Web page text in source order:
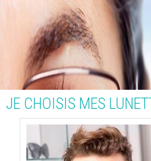
JE CHOISIS MES